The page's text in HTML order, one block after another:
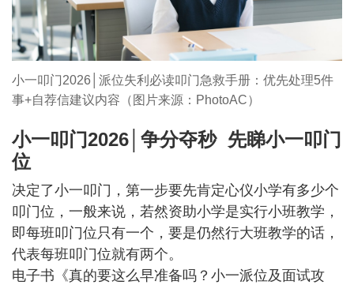
小一叩门2026│派位失利必读叩门急救手册：优先处理5件
事+自荐信建议内容（图片来源：PhotoAC）
小一叩门2026│争分夺秒 先睇小一叩门
位
决定了小一叩门，第一步要先肯定心仪小学有多少个
叩门位，一般来说，若然资助小学是实行小班教学，
即每班叩门位只有一个，要是仍然行大班教学的话，
代表每班叩门位就有两个。
电子书《真的要这么早准备吗？小一派位及面试攻